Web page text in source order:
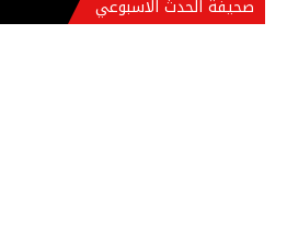
صحيفة الحدث الاسبوعي